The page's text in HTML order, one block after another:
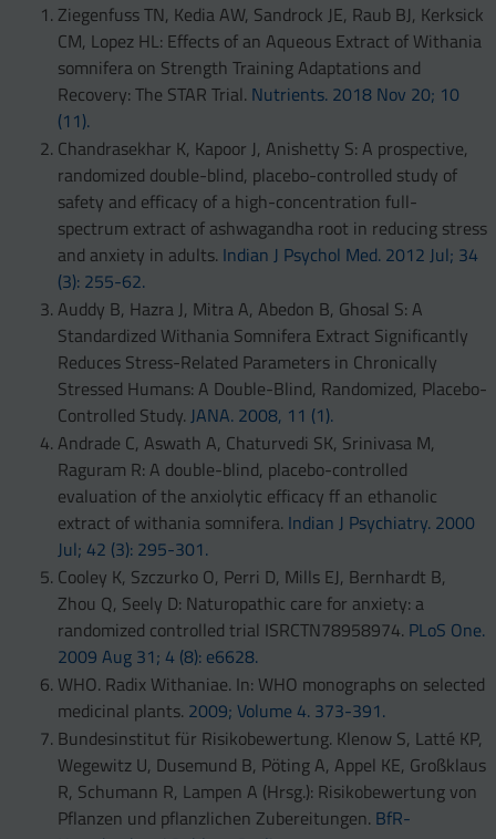
Ziegenfuss TN, Kedia AW, Sandrock JE, Raub BJ, Kerksick
CM, Lopez HL: Effects of an Aqueous Extract of Withania
somnifera on Strength Training Adaptations and
Recovery: The STAR Trial. Nutrients. 2018 Nov 20; 10
(11).
Chandrasekhar K, Kapoor J, Anishetty S: A prospective,
randomized double-blind, placebo-controlled study of
safety and efficacy of a high-concentration full-
spectrum extract of ashwagandha root in reducing stress
and anxiety in adults. Indian J Psychol Med. 2012 Jul; 34
(3): 255-62.
Auddy B, Hazra J, Mitra A, Abedon B, Ghosal S: A
Standardized Withania Somnifera Extract Significantly
Reduces Stress-Related Parameters in Chronically
Stressed Humans: A Double-Blind, Randomized, Placebo-
Controlled Study. JANA. 2008, 11 (1).
Andrade C, Aswath A, Chaturvedi SK, Srinivasa M,
Raguram R: A double-blind, placebo-controlled
evaluation of the anxiolytic efficacy ff an ethanolic
extract of withania somnifera. Indian J Psychiatry. 2000
Jul; 42 (3): 295-301.
Cooley K, Szczurko O, Perri D, Mills EJ, Bernhardt B,
Zhou Q, Seely D: Naturopathic care for anxiety: a
randomized controlled trial ISRCTN78958974. PLoS One.
2009 Aug 31; 4 (8): e6628.
WHO. Radix Withaniae. In: WHO monographs on selected
medicinal plants. 2009; Volume 4. 373-391.
Bundesinstitut für Risikobewertung. Klenow S, Latté KP,
Wegewitz U, Dusemund B, Pöting A, Appel KE, Großklaus
R, Schumann R, Lampen A (Hrsg.): Risikobewertung von
Pflanzen und pflanzlichen Zubereitungen. BfR-